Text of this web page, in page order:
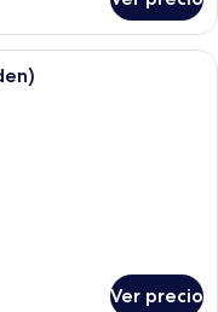
moderno con cama,
Ver precio